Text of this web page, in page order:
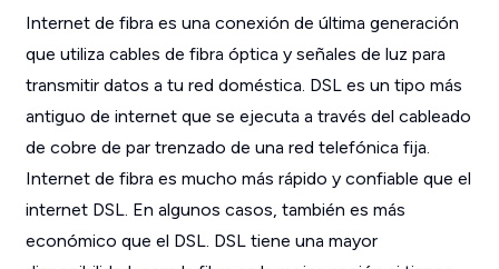
Internet de fibra es una conexión de última generación
que utiliza cables de fibra óptica y señales de luz para
transmitir datos a tu red doméstica. DSL es un tipo más
antiguo de internet que se ejecuta a través del cableado
de cobre de par trenzado de una red telefónica fija.
Internet de fibra es mucho más rápido y confiable que el
internet DSL. En algunos casos, también es más
económico que el DSL. DSL tiene una mayor